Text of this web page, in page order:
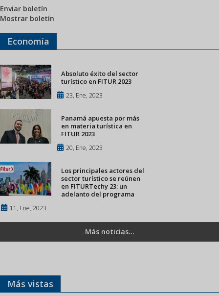
Enviar boletín
Mostrar boletín
Economía
Absoluto éxito del sector
turístico en FITUR 2023
23, Ene, 2023
Panamá apuesta por más
en materia turística en
FITUR 2023
20, Ene, 2023
Los principales actores del
sector turístico se reúnen
en FITURTechy 23: un
adelanto del programa
11, Ene, 2023
Más noticias...
Más vistas